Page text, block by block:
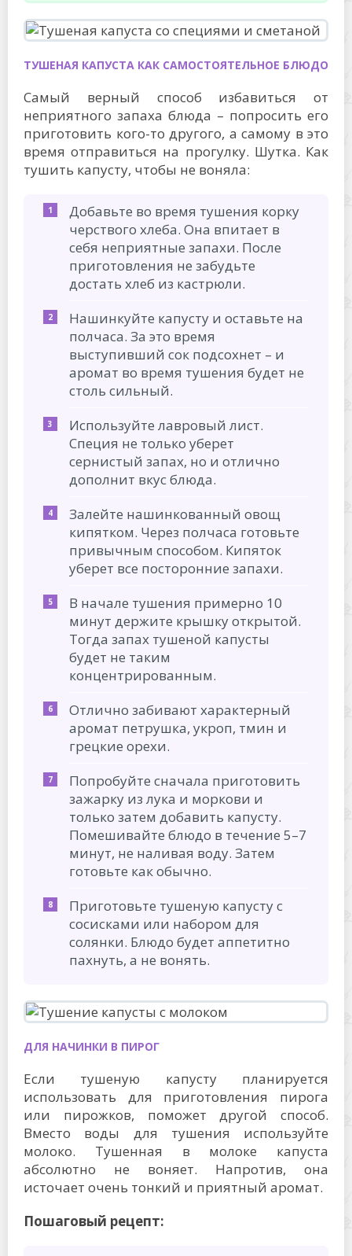
ТУШЕНАЯ КАПУСТА КАК САМОСТОЯТЕЛЬНОЕ БЛЮДО
Самый верный способ избавиться от
неприятного запаха блюда – попросить его
приготовить кого-то другого, а самому в это
время отправиться на прогулку. Шутка. Как
тушить капусту, чтобы не воняла:
Добавьте во время тушения корку
черствого хлеба. Она впитает в
себя неприятные запахи. После
приготовления не забудьте
достать хлеб из кастрюли.
Нашинкуйте капусту и оставьте на
полчаса. За это время
выступивший сок подсохнет – и
аромат во время тушения будет не
столь сильный.
Используйте лавровый лист.
Специя не только уберет
сернистый запах, но и отлично
дополнит вкус блюда.
Залейте нашинкованный овощ
кипятком. Через полчаса готовьте
привычным способом. Кипяток
уберет все посторонние запахи.
В начале тушения примерно 10
минут держите крышку открытой.
Тогда запах тушеной капусты
будет не таким
концентрированным.
Отлично забивают характерный
аромат петрушка, укроп, тмин и
грецкие орехи.
Попробуйте сначала приготовить
зажарку из лука и моркови и
только затем добавить капусту.
Помешивайте блюдо в течение 5–7
минут, не наливая воду. Затем
готовьте как обычно.
Приготовьте тушеную капусту с
сосисками или набором для
солянки. Блюдо будет аппетитно
пахнуть, а не вонять.
ДЛЯ НАЧИНКИ В ПИРОГ
Если тушеную капусту планируется
использовать для приготовления пирога
или пирожков, поможет другой способ.
Вместо воды для тушения используйте
молоко. Тушенная в молоке капуста
абсолютно не воняет. Напротив, она
источает очень тонкий и приятный аромат.
Пошаговый рецепт: